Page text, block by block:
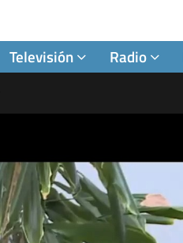
Televisión Radio